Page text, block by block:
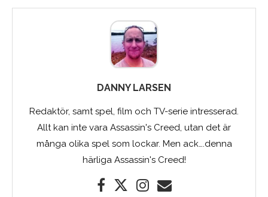
DANNY LARSEN
Redaktör, samt spel, film och TV-serie intresserad.
Allt kan inte vara Assassin's Creed, utan det är
många olika spel som lockar. Men ack….denna
härliga Assassin's Creed!